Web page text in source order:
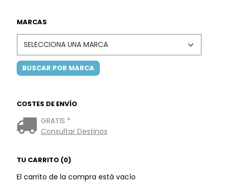
MARCAS
COSTES DE ENVÍO
GRATIS *
Consultar Destinos
TU CARRITO (0)
El carrito de la compra está vacío